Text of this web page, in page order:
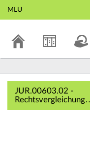
MLU
JUR.00603.02 -
Rechtsvergleichung
(Vollständige